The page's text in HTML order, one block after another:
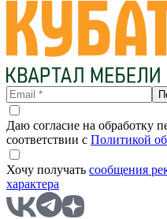
Даю согласие на обработку
соответствии с Политикой
Хочу получать сообщения
характера